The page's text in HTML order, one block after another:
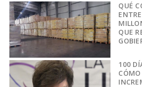
QUÉ
QUE
100
CÓMO